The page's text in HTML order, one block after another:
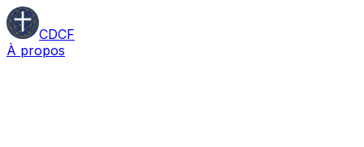
CDCF
À propos